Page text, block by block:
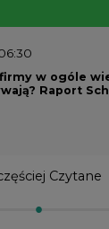
w ogóle
Raport
Czytane